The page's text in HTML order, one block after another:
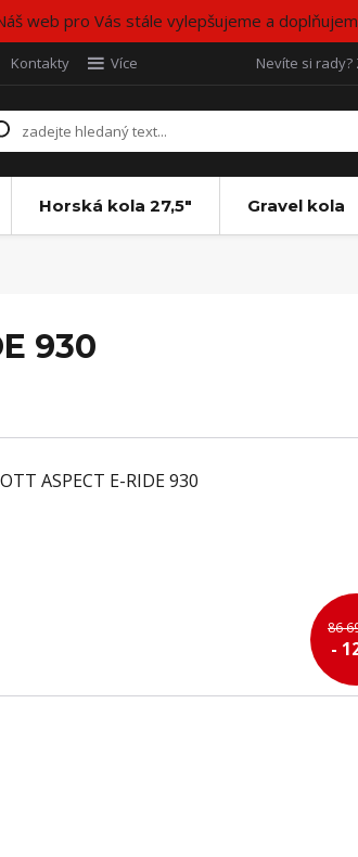
web pro Vás stále vylepšujeme a
Kontakty Více Nevíte si rady?
Horská kola 27,5" Gravel kola
930
86
-